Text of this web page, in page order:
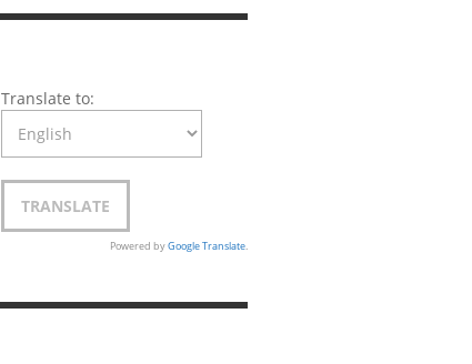
Translate to:
Powered byGoogle Translate.